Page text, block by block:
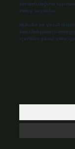
sorumluluğunu
etmiş sayılırlar.
Hukuka ve yasal
içerikler yasal süre